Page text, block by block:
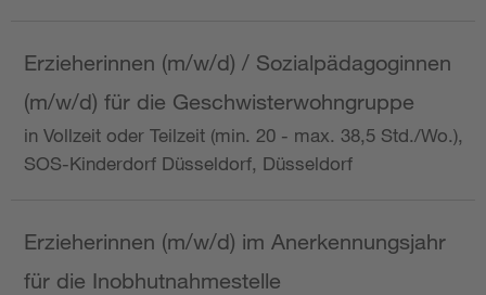
Erzieherinnen (m/w/d) / Sozialpädagoginnen
(m/w/d) für die Geschwisterwohngruppe
in Vollzeit oder Teilzeit (min. 20 - max. 38,5 Std./Wo.),
SOS-Kinderdorf Düsseldorf, Düsseldorf
Erzieherinnen (m/w/d) im Anerkennungsjahr
für die Inobhutnahmestelle